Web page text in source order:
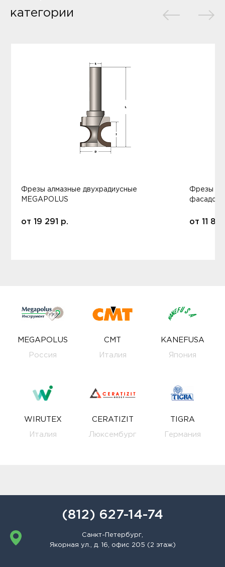
категории
Фрезы алмазные двухрадиусные
MEGAPOLUS
от 19 291 р.
Фрезы
фасадов
от 11
MEGAPOLUS
Россия
CMT
Италия
KANEFUSA
Япония
WIRUTEX
Италия
CERATIZIT
Люксембург
TIGRA
Германия
(812) 627-14-74
Санкт-Петербург,
Якорная ул., д. 16, офис 205 (2 этаж)